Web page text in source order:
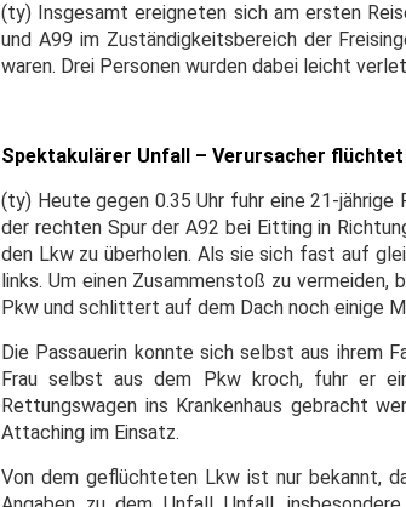
(ty) Insgesamt ereigneten sich am ersten
und A99 im Zuständigkeitsbereich der
waren. Drei Personen wurden dabei leicht
Spektakulärer Unfall – Verursacher flüchtet
(ty) Heute gegen 0.35 Uhr fuhr eine 21-
der rechten Spur der A92 bei Eitting in
den Lkw zu überholen. Als sie sich fast auf
links. Um einen Zusammenstoß zu
Pkw und schlittert auf dem Dach noch einige
Die Passauerin konnte sich selbst aus ihrem
Frau selbst aus dem Pkw kroch, fuhr er
Rettungswagen ins Krankenhaus gebracht
Attaching im Einsatz.
Von dem geflüchteten Lkw ist nur bekannt,